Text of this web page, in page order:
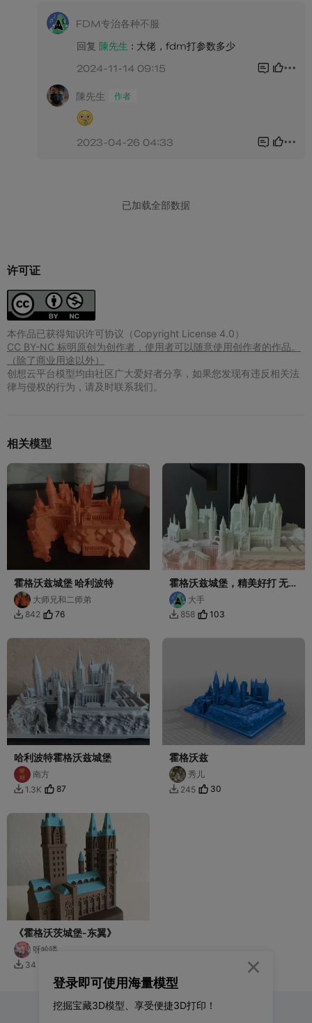
许可证
本作品已获得知识许可协议（Copyright License 4.0）
CC BY-NC 标明原创为创作者，使用者可以随意使用创作者的作品。
（除了商业用途以外）
创想云平台模型均由社区广大爱好者分享，如果您发现有违反相关法
律与侵权的行为，请及时联系我们。
相关模型
霍格沃兹城堡 哈利波特
大师兄和二师弟
 842 76
霍格沃兹城堡，精美好打 无支
撑 手机一键打印
大手
 858 103
哈利波特霍格沃兹城堡
南方
 1.3K 87
霍格沃兹
秀儿
 245 30
《霍格沃茨城堡-东翼》
呀哈喽
 34
登录即可使用海量模型
挖掘宝藏3D模型、享受便捷3D打印！
